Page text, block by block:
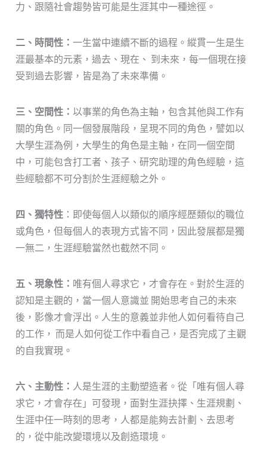
力、跟隨社會趨勢皆可能是生涯其中一種途徑。
二、時間性： 一生當中連續不斷的過程。縱貫一生是生
涯最基本的元素，過去、現在、 到未來，每一個現在接
受到過去影響，皆是為了未來準備。
三、空間性： 以事業的角色為主軸，包含其他與工作有
關的角色。同一個發展階段，呈現不同的角色，譬如以
大學生涯為例，大學生的角色是主軸，在同一個空間
中，可能包含打工者、孩子、研究助理的角色經驗，這
些經驗都不可分割於生涯經驗之外。
四、獨特性：即使每個人以類似的順序經歷類似的職位
或角色，但每個人的表現方式皆不同，因此發展都是獨
一無二，生涯經驗當然也截然不同。
五、現象性： 唯有個人尋求它，才會存在。對於生涯的
認知是主觀的，當一個人意識並 開始思考自己的未來
後，影像才會浮出。人生的意義並非他人如何看待自己
的工作， 而是人如何從工作中看自己，是否完成了主觀
的自我實現。
六、主動性： 人是生涯的主動塑造者。從「唯有個人尋
求它，才會存在」可發現，面對生涯抉擇、生涯規劃、
生涯中任一時刻的思考，人都是能夠去計劃、去思考
的，從中能改變環境以及創造環境。